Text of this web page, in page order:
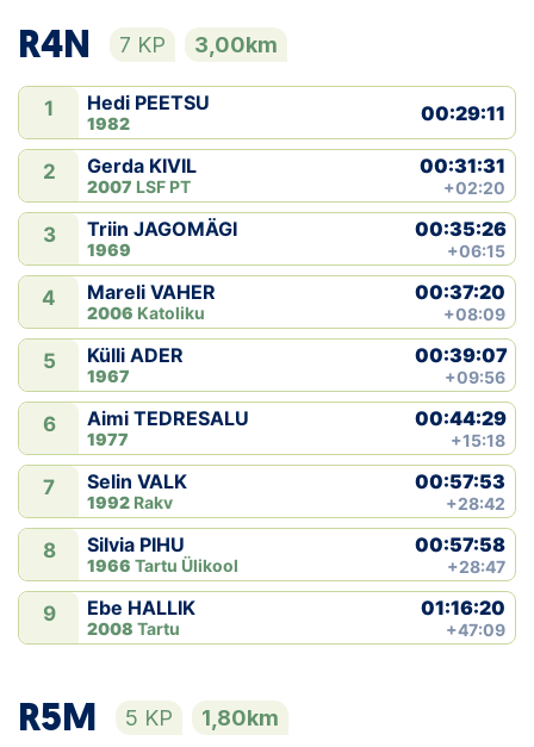
R4N 7 KP 3,00km
1 Hedi PEETSU
1982 00:29:11
2 Gerda KIVIL
2007 LSF PT
00:31:31
+02:20
3 Triin JAGOMÄGI
1969
00:35:26
+06:15
4 Mareli VAHER
2006 Katoliku
00:37:20
+08:09
5 Külli ADER
1967
00:39:07
+09:56
6 Aimi TEDRESALU
1977
00:44:29
+15:18
7 Selin VALK
1992 Rakv
00:57:53
+28:42
8 Silvia PIHU
1966 Tartu Ülikool
00:57:58
+28:47
9 Ebe HALLIK
2008 Tartu
01:16:20
+47:09
R5M 5 KP 1,80km